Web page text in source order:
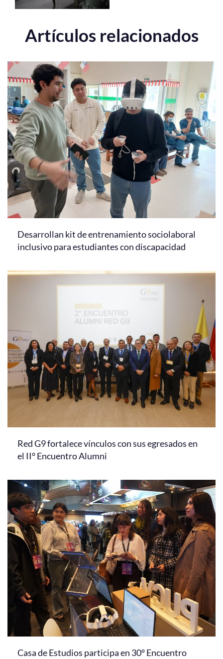
Artículos relacionados
Desarrollan kit de entrenamiento sociolaboral
inclusivo para estudiantes con discapacidad
Red G9 fortalece vínculos con sus egresados en
el II° Encuentro Alumni
Casa de Estudios participa en 30° Encuentro